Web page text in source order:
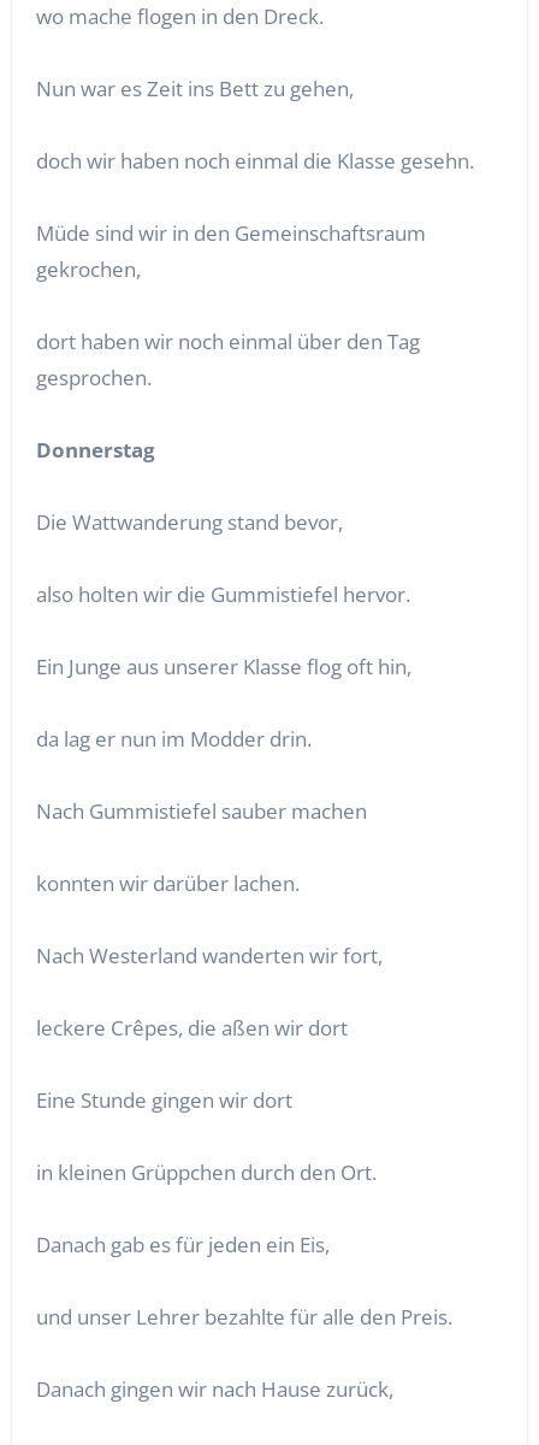
wo mache flogen in den Dreck.
Nun war es Zeit ins Bett zu gehen,
doch wir haben noch einmal die Klasse gesehn.
Müde sind wir in den Gemeinschaftsraum
gekrochen,
dort haben wir noch einmal über den Tag
gesprochen.
Donnerstag
Die Wattwanderung stand bevor,
also holten wir die Gummistiefel hervor.
Ein Junge aus unserer Klasse flog oft hin,
da lag er nun im Modder drin.
Nach Gummistiefel sauber machen
konnten wir darüber lachen.
Nach Westerland wanderten wir fort,
leckere Crêpes, die aßen wir dort
Eine Stunde gingen wir dort
in kleinen Grüppchen durch den Ort.
Danach gab es für jeden ein Eis,
und unser Lehrer bezahlte für alle den Preis.
Danach gingen wir nach Hause zurück,